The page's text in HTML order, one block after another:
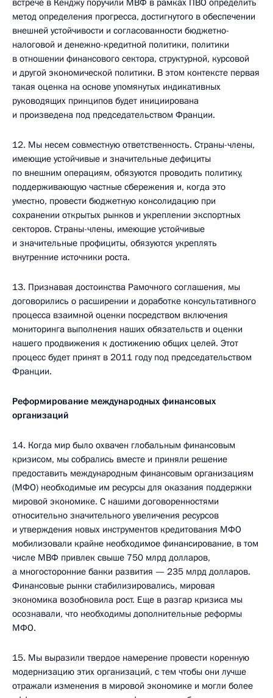
встрече в Кенджу поручили МВФ в рамках ПВО определить
метод определения прогресса, достигнутого в обеспечении
внешней устойчивости и согласованности бюджетно-
налоговой и денежно-кредитной политики, политики
в отношении финансового сектора, структурной, курсовой
и другой экономической политики. В этом контексте первая
такая оценка на основе упомянутых индикативных
руководящих принципов будет инициирована
и произведена под председательством Франции.
12. Мы несем совместную ответственность. Страны-члены,
имеющие устойчивые и значительные дефициты
по внешним операциям, обязуются проводить политику,
поддерживающую частные сбережения и, когда это
уместно, провести бюджетную консолидацию при
сохранении открытых рынков и укреплении экспортных
секторов. Страны-члены, имеющие устойчивые
и значительные профициты, обязуются укреплять
внутренние источники роста.
13. Признавая достоинства Рамочного соглашения, мы
договорились о расширении и доработке консультативного
процесса взаимной оценки посредством включения
мониторинга выполнения наших обязательств и оценки
нашего продвижения к достижению общих целей. Этот
процесс будет принят в 2011 году под председательством
Франции.
Реформирование международных финансовых
организаций
14. Когда мир было охвачен глобальным финансовым
кризисом, мы собрались вместе и приняли решение
предоставить международным финансовым организациям
(МФО) необходимые им ресурсы для оказания поддержки
мировой экономике. С нашими договоренностями
относительно значительного увеличения ресурсов
и утверждения новых инструментов кредитования МФО
мобилизовали крайне необходимое финансирование, в том
числе МВФ привлек свыше 750 млрд долларов,
а многосторонние банки развития — 235 млрд долларов.
Финансовые рынки стабилизировались, мировая
экономика возобновила рост. Еще в разгар кризиса мы
осознавали, что необходимы дополнительные реформы
МФО.
15. Мы выразили твердое намерение провести коренную
модернизацию этих организаций, с тем чтобы они лучше
отражали изменения в мировой экономике и могли более